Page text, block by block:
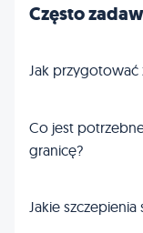
Często
Jak przygotować
Co jest
granicę?
Jakie